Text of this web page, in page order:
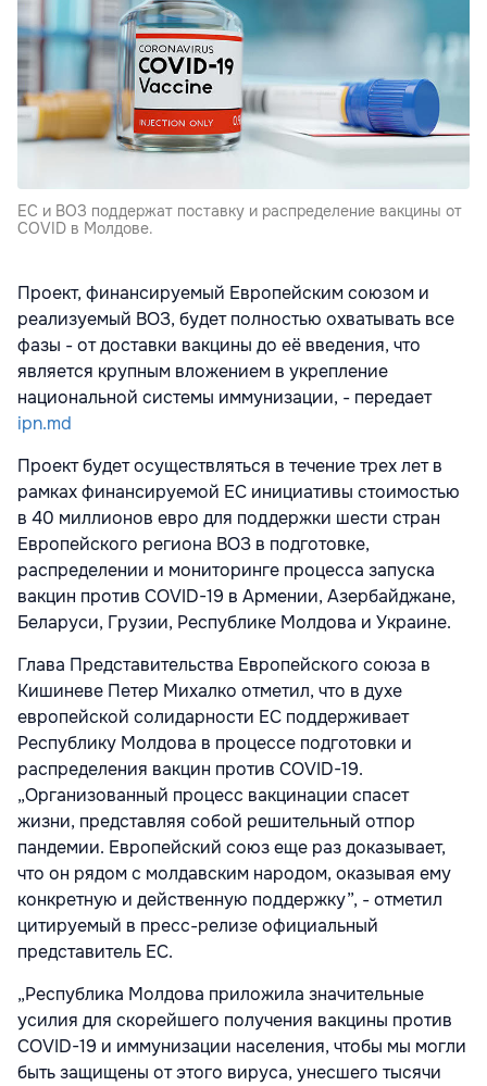
ЕС и ВОЗ поддержат поставку и распределение вакцины от
COVID в Молдове.
Проект, финансируемый Европейским союзом и
реализуемый ВОЗ, будет полностью охватывать все
фазы - от доставки вакцины до её введения, что
является крупным вложением в укрепление
национальной системы иммунизации, - передает
ipn.md
Проект будет осуществляться в течение трех лет в
рамках финансируемой ЕС инициативы стоимостью
в 40 миллионов евро для поддержки шести стран
Европейского региона ВОЗ в подготовке,
распределении и мониторинге процесса запуска
вакцин против COVID-19 в Армении, Азербайджане,
Беларуси, Грузии, Республике Молдова и Украине.
Глава Представительства Европейского союза в
Кишиневе Петер Михалко отметил, что в духе
европейской солидарности ЕС поддерживает
Республику Молдова в процессе подготовки и
распределения вакцин против COVID-19.
„Организованный процесс вакцинации спасет
жизни, представляя собой решительный отпор
пандемии. Европейский союз еще раз доказывает,
что он рядом с молдавским народом, оказывая ему
конкретную и действенную поддержку”, - отметил
цитируемый в пресс-релизе официальный
представитель ЕС.
„Республика Молдова приложила значительные
усилия для скорейшего получения вакцины против
COVID-19 и иммунизации населения, чтобы мы могли
быть защищены от этого вируса, унесшего тысячи